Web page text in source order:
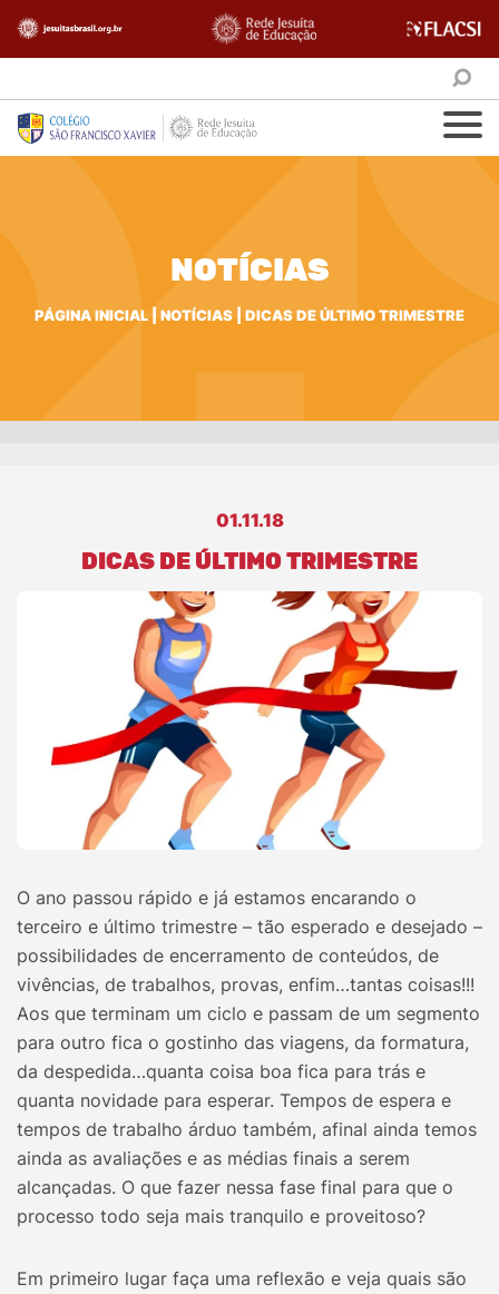
NOTÍCIAS
PÁGINA INICIAL NOTÍCIAS DICAS DE ÚLTIMO TRIMESTRE
01.11.18
DICAS DE ÚLTIMO TRIMESTRE
O ano passou rápido e já estamos encarando o
terceiro e último trimestre – tão esperado e desejado –
possibilidades de encerramento de conteúdos, de
vivências, de trabalhos, provas, enfim…tantas coisas!!!
Aos que terminam um ciclo e passam de um segmento
para outro fica o gostinho das viagens, da formatura,
da despedida…quanta coisa boa fica para trás e
quanta novidade para esperar. Tempos de espera e
tempos de trabalho árduo também, afinal ainda temos
ainda as avaliações e as médias finais a serem
alcançadas. O que fazer nessa fase final para que o
processo todo seja mais tranquilo e proveitoso?
Em primeiro lugar faça uma reflexão e veja quais são